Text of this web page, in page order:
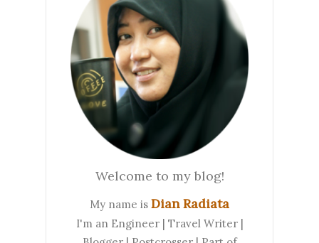
Welcome to my blog!
My name is Dian Radiata
I'm an Engineer | Travel Writer |